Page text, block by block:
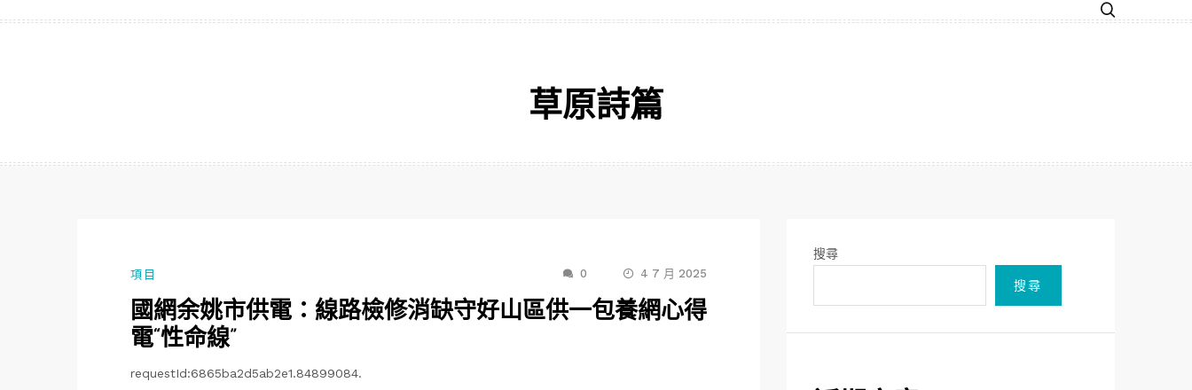
草原詩篇
項目 0 4 7 月 2025
國網余姚市供電：線路檢修消缺守好山區供一包養網心得
電“性命線”
requestId:6865ba2d5ab2e1.84899084.
搜尋
搜尋